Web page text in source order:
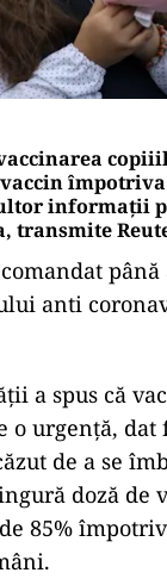
informaţii
transmite
până
anti
a spus că
o urgenţă,
de a se
doză de
85%